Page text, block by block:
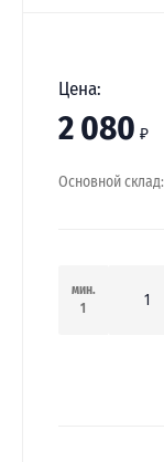
Цена:
2 080 ₽
Основной склад:
мин.
1